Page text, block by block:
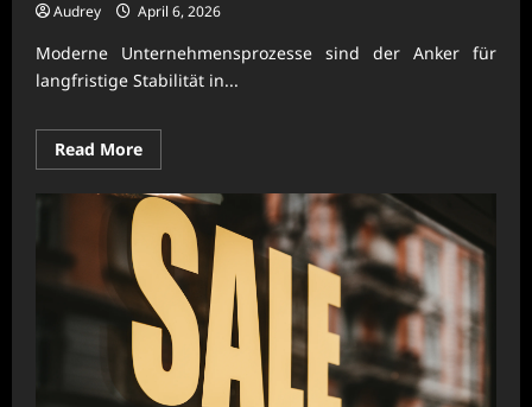
Audrey April 6, 2026
Moderne Unternehmensprozesse sind der Anker für
langfristige Stabilität in...
Read MoreRead
more
Moderne
Unternehmensprozesse
für
langfristige
Stabilität